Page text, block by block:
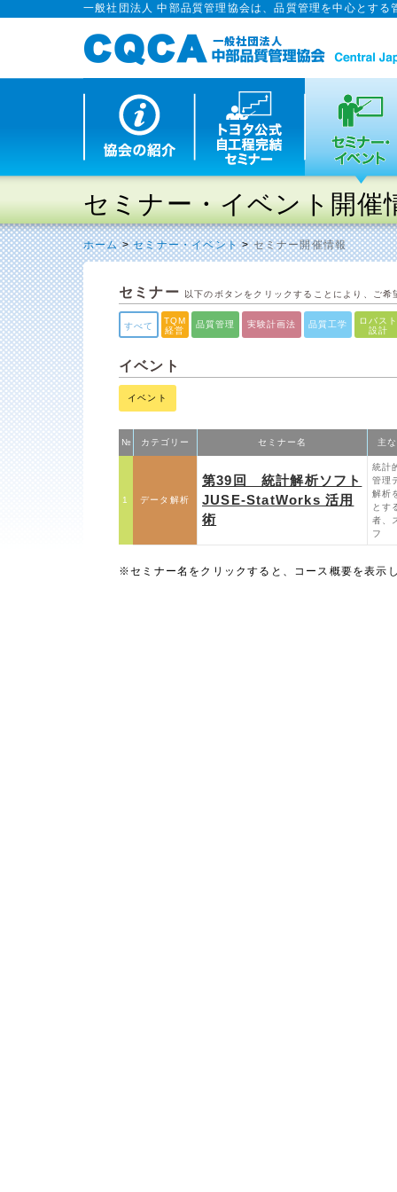
一般社団法人 中部品質管理協会は、品質管理を中心とす
セミナー・イベント開催
ホーム>セミナー・イベント>セミナー開催情報
セミナー 以下のボタンをクリックすることにより、ご
すべて
TQM
経営
品質管理 実験計画法 品質工学
ロバス
設計
イベント
イベント
№ カテゴリー セミナー名 主
1 データ解析
第39回 統計解析ソフト
JUSE‐StatWorks 活用
術
統計
管理
解析
とす
者、
フ
※セミナー名をクリックすると、コース概要を表示